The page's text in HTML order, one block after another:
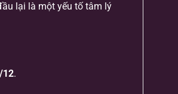
lại là một yếu tố tâm lý
12.